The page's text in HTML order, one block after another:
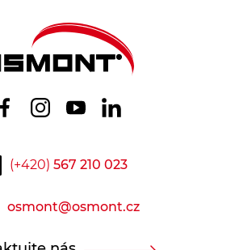
(+420) 567 210 023
osmont@osmont.cz